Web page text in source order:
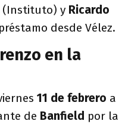
(Instituto) y Ricardo
desde Vélez.
en la
11 de febrero a
de Banfield por la